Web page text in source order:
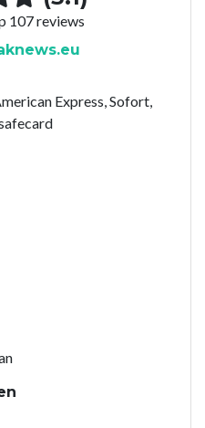
107 reviews
Express, Sofort,